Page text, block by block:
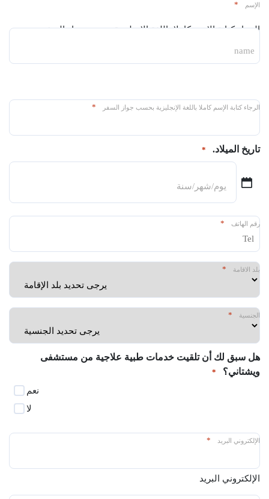
الإسم *
الرجاء كتابة الإسم كاملا باللغة الإنجليزية بحسب جواز السفر
الرجاء كتابة الإسم كاملا باللغة الإنجليزية بحسب جواز السفر *
تاريخ الميلاد. *
شرطة
مائلة
مائلة
رقم الهاتف *
بلد الاقامة *
الجنسية *
هل سبق لك أن تلقيت خدمات طبية علاجية من مستشفى
ويشتاني؟
*
نعم
لا
الإلكتروني البريد *
الإلكتروني البريد